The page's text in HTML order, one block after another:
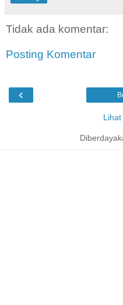
Tidak ada komentar:
Posting Komentar
‹